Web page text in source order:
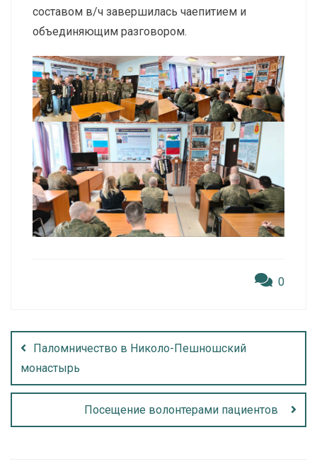
составом в/ч завершилась чаепитием и
объединяющим разговором.
0
Паломничество в Николо-Пешношский
монастырь
Посещение волонтерами пациентов